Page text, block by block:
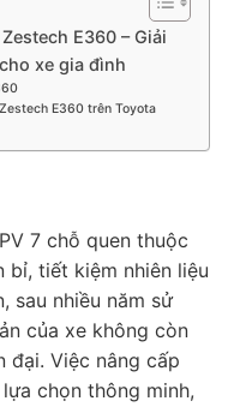
E360 – Giải
xe gia đình
E360 trên Toyota
7 chỗ quen thuộc
bỉ, tiết kiệm nhiên liệu
sau nhiều năm sử
của xe không còn
đại. Việc nâng cấp
chọn thông minh,